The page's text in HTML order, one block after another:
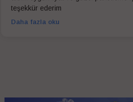
teşekkür ederim
Daha fazla oku